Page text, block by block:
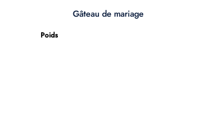
Gâteau de mariage
Poids